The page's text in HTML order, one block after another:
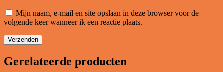
Mijn naam, e-mail en site opslaan in deze browser voor de
volgende keer wanneer ik een reactie plaats.
Verzenden
Gerelateerde producten